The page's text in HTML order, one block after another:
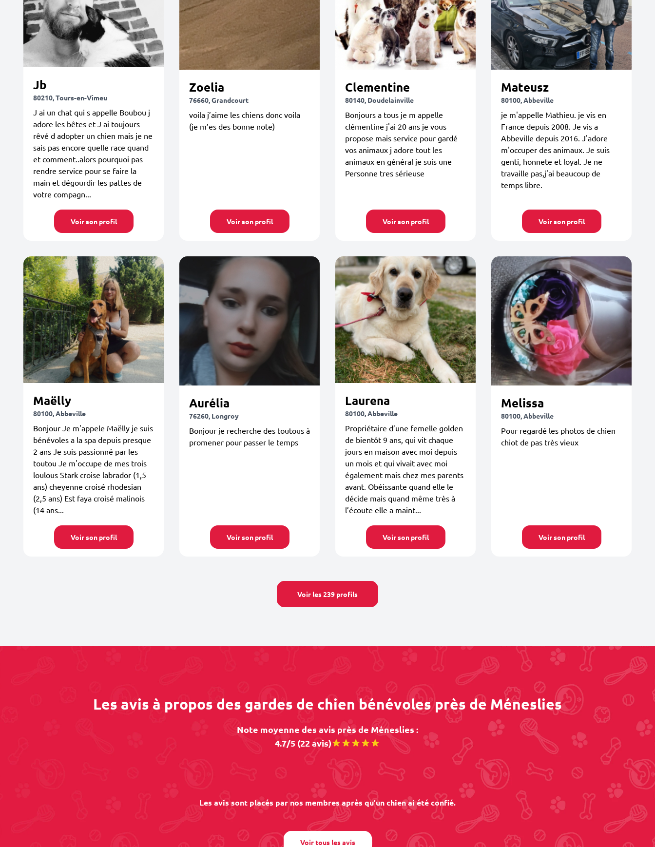
Jb
80210, Tours-en-Vimeu
J ai un chat qui s appelle Boubou j
adore les bêtes et J ai toujours
rêvé d adopter un chien mais je ne
sais pas encore quelle race quand
et comment..alors pourquoi pas
rendre service pour se faire la
main et dégourdir les pattes de
votre compagn...
Voir son profil
Zoelia
76660, Grandcourt
voila j’aime les chiens donc voila
(je m’es des bonne note)
Voir son profil
Clementine
80140, Doudelainville
Bonjours a tous je m appelle
clémentine j'ai 20 ans je vous
propose mais service pour gardé
vos animaux j adore tout les
animaux en général je suis une
Personne tres sérieuse
Voir son profil
Mateusz
80100, Abbeville
je m'appelle Mathieu. je vis en
France depuis 2008. Je vis a
Abbeville depuis 2016. J'adore
m'occuper des animaux. Je suis
genti, honnete et loyal. Je ne
travaille pas,j'ai beaucoup de
temps libre.
Voir son profil
Maëlly
80100, Abbeville
Bonjour Je m'appele Maëlly je suis
bénévoles a la spa depuis presque
2 ans Je suis passionné par les
toutou Je m'occupe de mes trois
loulous Stark croise labrador (1,5
ans) cheyenne croisé rhodesian
(2,5 ans) Est faya croisé malinois
(14 ans...
Voir son profil
Aurélia
76260, Longroy
Bonjour je recherche des toutous à
promener pour passer le temps
Voir son profil
Laurena
80100, Abbeville
Propriétaire d’une femelle golden
de bientôt 9 ans, qui vit chaque
jours en maison avec moi depuis
un mois et qui vivait avec moi
également mais chez mes parents
avant. Obéissante quand elle le
décide mais quand même très à
l’écoute elle a maint...
Voir son profil
Melissa
80100, Abbeville
Pour regardé les photos de chien
chiot de pas très vieux
Voir son profil
Voir les 239 profils
Les avis à propos des gardes de chien bénévoles près de Méneslies
Note moyenne des avis près de Méneslies :
4.7/5 (22 avis)
Les avis sont placés par nos membres après qu'un chien ai été confié.
Voir tous les avis